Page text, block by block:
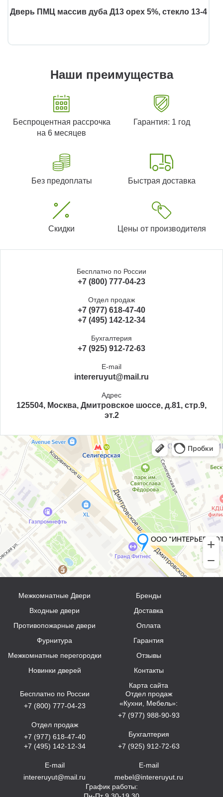
Дверь ПМЦ массив дуба Д13 орех 5%, стекло 13-4
Наши преимущества
Беспроцентная рассрочка
на 6 месяцев
Гарантия: 1 год
Без предоплаты Быстрая доставка
Скидки Цены от производителя
Бесплатно по России
+7 (800) 777-04-23
Отдел продаж
+7 (977) 618-47-40
+7 (495) 142-12-34
Бухгалтерия
+7 (925) 912-72-63
E-mail
intereruyut@mail.ru
Адрес
125504, Москва, Дмитровское шоссе, д.81, стр.9,
эт.2
Межкомнатные Двери
Входные двери
Противопожарные двери
Фурнитура
Межкомнатные перегородки
Новинки дверей
Бренды
Доставка
Оплата
Гарантия
Отзывы
Контакты
Карта сайта
Бесплатно по России
+7 (800) 777-04-23
Отдел продаж
+7 (977) 618-47-40
+7 (495) 142-12-34
E-mail
intereruyut@mail.ru
Отдел продаж
«Кухни, Мебель»:
+7 (977) 988-90-93
Бухгалтерия
+7 (925) 912-72-63
E-mail
mebel@intereruyut.ru
График работы: